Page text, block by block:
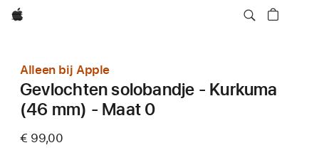
Apple
Alleen bij Apple
Gevlochten solobandje - Kurkuma
(46 mm) - Maat 0
€ 99,00